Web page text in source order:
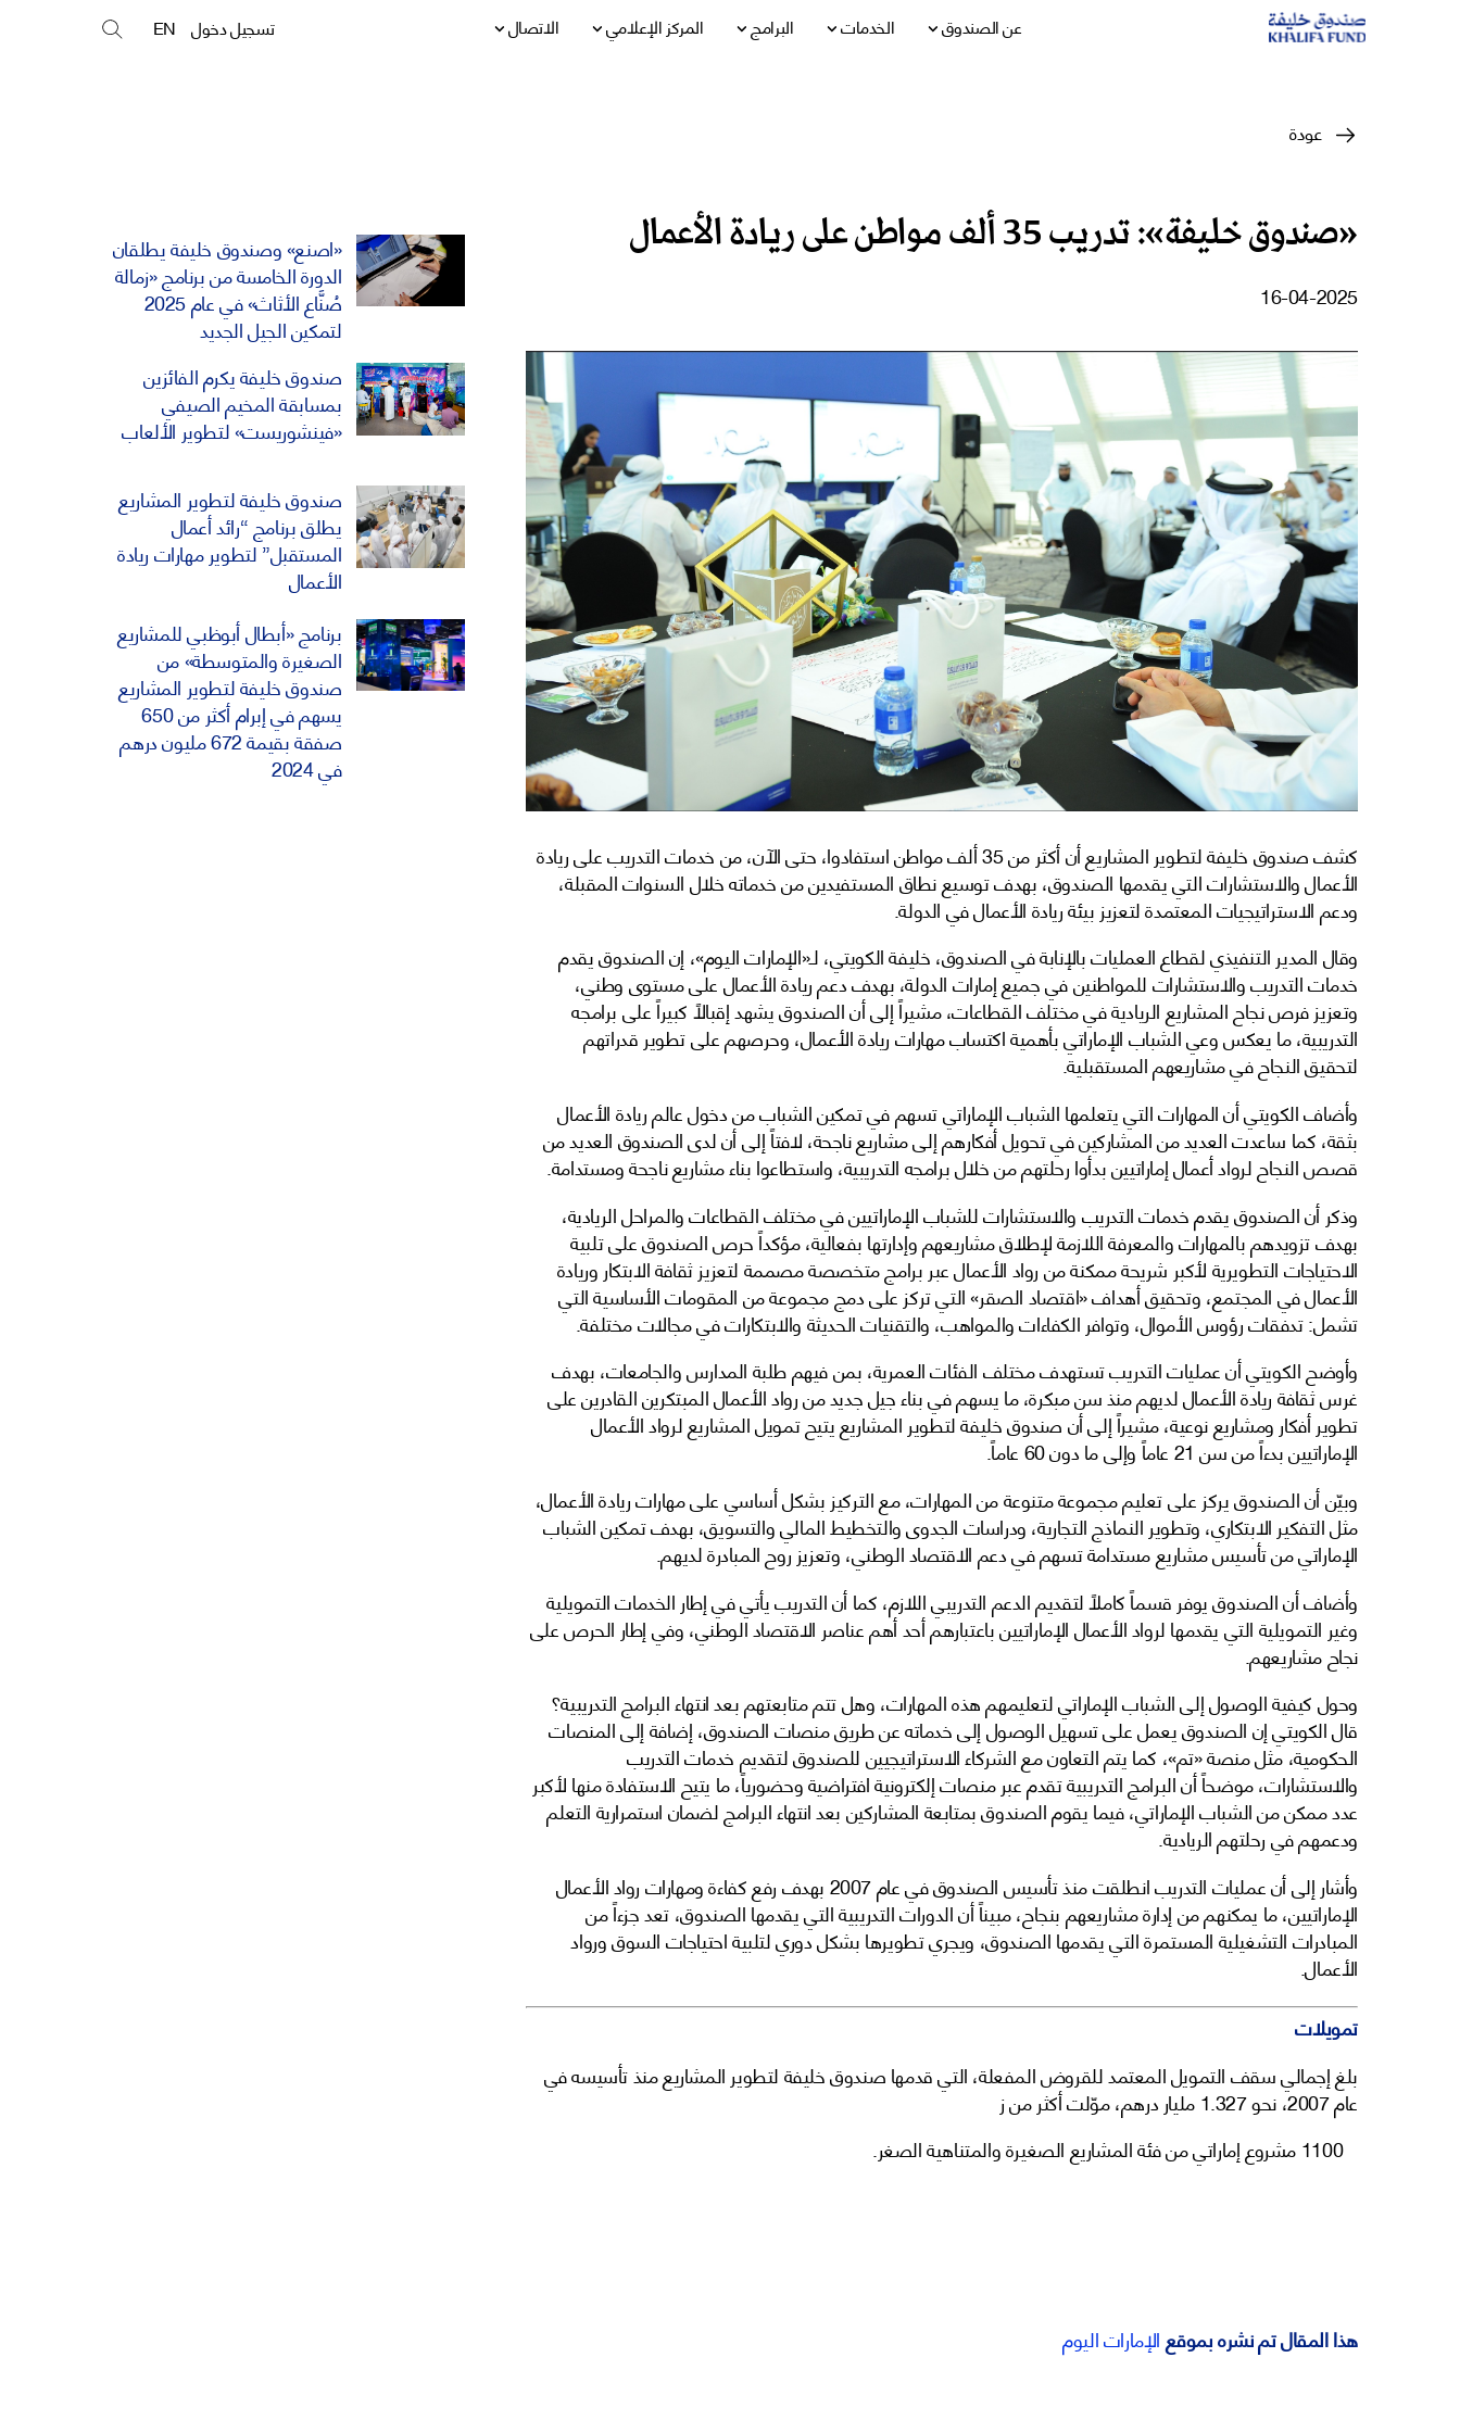
عن الصندوق الخدمات البرامج المركز الإعلامي الاتصال تسجيل دخول EN
عودة
«صندوق خليفة»: تدريب 35 ألف مواطن على ريادة الأعمال
16-04-2025
كشف صندوق خليفة لتطوير المشاريع أن أكثر من 35 ألف مواطن استفادوا، حتى الآن، من خدمات التدريب على ريادة
الأعمال والاستشارات التي يقدمها الصندوق، بهدف توسيع نطاق المستفيدين من خدماته خلال السنوات المقبلة،
ودعم الاستراتيجيات المعتمدة لتعزيز بيئة ريادة الأعمال في الدولة.
وقال المدير التنفيذي لقطاع العمليات بالإنابة في الصندوق، خليفة الكويتي، لـ«الإمارات اليوم»، إن الصندوق يقدم
خدمات التدريب والاستشارات للمواطنين في جميع إمارات الدولة، بهدف دعم ريادة الأعمال على مستوى وطني،
وتعزيز فرص نجاح المشاريع الريادية في مختلف القطاعات، مشيراً إلى أن الصندوق يشهد إقبالاً كبيراً على برامجه
التدريبية، ما يعكس وعي الشباب الإماراتي بأهمية اكتساب مهارات ريادة الأعمال، وحرصهم على تطوير قدراتهم
لتحقيق النجاح في مشاريعهم المستقبلية.
وأضاف الكويتي أن المهارات التي يتعلمها الشباب الإماراتي تسهم في تمكين الشباب من دخول عالم ريادة الأعمال
بثقة، كما ساعدت العديد من المشاركين في تحويل أفكارهم إلى مشاريع ناجحة، لافتاً إلى أن لدى الصندوق العديد من
قصص النجاح لرواد أعمال إماراتيين بدأوا رحلتهم من خلال برامجه التدريبية، واستطاعوا بناء مشاريع ناجحة ومستدامة.
وذكر أن الصندوق يقدم خدمات التدريب والاستشارات للشباب الإماراتيين في مختلف القطاعات والمراحل الريادية،
بهدف تزويدهم بالمهارات والمعرفة اللازمة لإطلاق مشاريعهم وإدارتها بفعالية، مؤكداً حرص الصندوق على تلبية
الاحتياجات التطويرية لأكبر شريحة ممكنة من رواد الأعمال عبر برامج متخصصة مصممة لتعزيز ثقافة الابتكار وريادة
الأعمال في المجتمع، وتحقيق أهداف «اقتصاد الصقر» التي تركز على دمج مجموعة من المقومات الأساسية التي
تشمل: تدفقات رؤوس الأموال، وتوافر الكفاءات والمواهب، والتقنيات الحديثة والابتكارات في مجالات مختلفة.
وأوضح الكويتي أن عمليات التدريب تستهدف مختلف الفئات العمرية، بمن فيهم طلبة المدارس والجامعات، بهدف
غرس ثقافة ريادة الأعمال لديهم منذ سن مبكرة، ما يسهم في بناء جيل جديد من رواد الأعمال المبتكرين القادرين على
تطوير أفكار ومشاريع نوعية، مشيراً إلى أن صندوق خليفة لتطوير المشاريع يتيح تمويل المشاريع لرواد الأعمال
الإماراتيين بدءاً من سن 21 عاماً وإلى ما دون 60 عاماً.
وبيّن أن الصندوق يركز على تعليم مجموعة متنوعة من المهارات، مع التركيز بشكل أساسي على مهارات ريادة الأعمال،
مثل التفكير الابتكاري، وتطوير النماذج التجارية، ودراسات الجدوى والتخطيط المالي والتسويق، بهدف تمكين الشباب
الإماراتي من تأسيس مشاريع مستدامة تسهم في دعم الاقتصاد الوطني، وتعزيز روح المبادرة لديهم.
وأضاف أن الصندوق يوفر قسماً كاملاً لتقديم الدعم التدريبي اللازم، كما أن التدريب يأتي في إطار الخدمات التمويلية
وغير التمويلية التي يقدمها لرواد الأعمال الإماراتيين باعتبارهم أحد أهم عناصر الاقتصاد الوطني، وفي إطار الحرص على
نجاح مشاريعهم.
وحول كيفية الوصول إلى الشباب الإماراتي لتعليمهم هذه المهارات، وهل تتم متابعتهم بعد انتهاء البرامج التدريبية؟
قال الكويتي إن الصندوق يعمل على تسهيل الوصول إلى خدماته عن طريق منصات الصندوق، إضافة إلى المنصات
الحكومية، مثل منصة «تم»، كما يتم التعاون مع الشركاء الاستراتيجيين للصندوق لتقديم خدمات التدريب
والاستشارات، موضحاً أن البرامج التدريبية تقدم عبر منصات إلكترونية افتراضية وحضورياً، ما يتيح الاستفادة منها لأكبر
عدد ممكن من الشباب الإماراتي، فيما يقوم الصندوق بمتابعة المشاركين بعد انتهاء البرامج لضمان استمرارية التعلم
ودعمهم في رحلتهم الريادية.
وأشار إلى أن عمليات التدريب انطلقت منذ تأسيس الصندوق في عام 2007 بهدف رفع كفاءة ومهارات رواد الأعمال
الإماراتيين، ما يمكنهم من إدارة مشاريعهم بنجاح، مبيناً أن الدورات التدريبية التي يقدمها الصندوق، تعد جزءاً من
المبادرات التشغيلية المستمرة التي يقدمها الصندوق، ويجري تطويرها بشكل دوري لتلبية احتياجات السوق ورواد
الأعمال.
تمويلات
بلغ إجمالي سقف التمويل المعتمد للقروض المفعلة، التي قدمها صندوق خليفة لتطوير المشاريع منذ تأسيسه في
عام 2007، نحو 1.327 مليار درهم، موّلت أكثر من ز
1100 مشروع إماراتي من فئة المشاريع الصغيرة والمتناهية الصغر.
هذا المقال تم نشره بموقعالإمارات اليوم
«اصنع» وصندوق خليفة يطلقان
الدورة الخامسة من برنامج «زمالة
صُنَّاع الأثاث» في عام 2025
لتمكين الجيل الجديد
صندوق خليفة يكرم الفائزين
بمسابقة المخيم الصيفي
«فينشوريست» لتطوير الألعاب
صندوق خليفة لتطوير المشاريع
يطلق برنامج “رائد أعمال
المستقبل” لتطوير مهارات ريادة
الأعمال
برنامج «أبطال أبوظبي للمشاريع
الصغيرة والمتوسطة» من
صندوق خليفة لتطوير المشاريع
يسهم في إبرام أكثر من 650
صفقة بقيمة 672 مليون درهم
في 2024